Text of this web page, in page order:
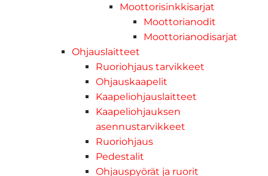
Moottorisinkkisarjat
Moottorianodit
Moottorianodisarjat
Ohjauslaitteet
Ruoriohjaus tarvikkeet
Ohjauskaapelit
Kaapeliohjauslaitteet
Kaapeliohjauksen
asennustarvikkeet
Ruoriohjaus
Pedestalit
Ohjauspyörät ja ruorit